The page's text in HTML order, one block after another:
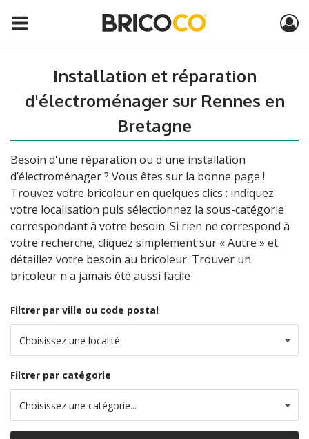
Installation et réparation
d'électroménager sur Rennes en
Bretagne
Besoin d'une réparation ou d'une installation
d’électroménager ? Vous êtes sur la bonne page !
Trouvez votre bricoleur en quelques clics : indiquez
votre localisation puis sélectionnez la sous-catégorie
correspondant à votre besoin. Si rien ne correspond à
votre recherche, cliquez simplement sur « Autre » et
détaillez votre besoin au bricoleur. Trouver un
bricoleur n'a jamais été aussi facile
Filtrer par ville ou code postal
Choisissez une localité
Filtrer par catégorie
Choisissez une catégorie...